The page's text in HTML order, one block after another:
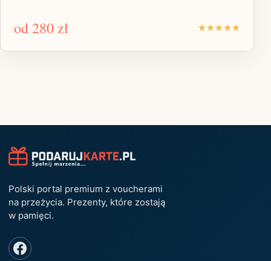
od 280 zł
Polski portal premium z voucherami
na przeżycia. Prezenty, które zostają
w pamięci.